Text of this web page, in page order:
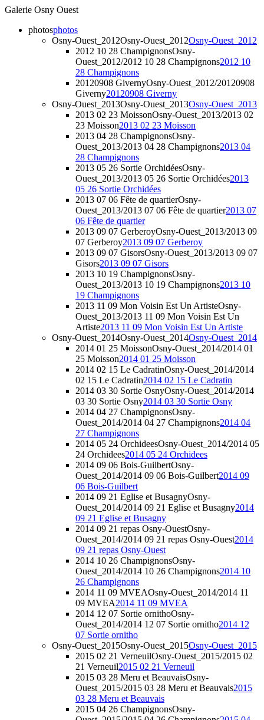
Galerie Osny Ouest
photosphotos
Osny-Ouest_2012Osny-Ouest_2012Osny-Ouest_2012
2012 10 28 ChampignonsOsny-
Ouest_2012/2012 10 28 Champignons2012 10
28 Champignons
20120908 GivernyOsny-Ouest_2012/20120908
Giverny20120908 Giverny
Osny-Ouest_2013Osny-Ouest_2013Osny-Ouest_2013
2013 02 23 MoissonOsny-Ouest_2013/2013 02
23 Moisson2013 02 23 Moisson
2013 04 28 ChampignonsOsny-
Ouest_2013/2013 04 28 Champignons2013 04
28 Champignons
2013 05 26 Sortie OrchidéesOsny-
Ouest_2013/2013 05 26 Sortie Orchidées2013
05 26 Sortie Orchidées
2013 07 06 Fête de quartierOsny-
Ouest_2013/2013 07 06 Fête de quartier2013 07
06 Fête de quartier
2013 09 07 GerberoyOsny-Ouest_2013/2013 09
07 Gerberoy2013 09 07 Gerberoy
2013 09 07 GisorsOsny-Ouest_2013/2013 09 07
Gisors2013 09 07 Gisors
2013 10 19 ChampignonsOsny-
Ouest_2013/2013 10 19 Champignons2013 10
19 Champignons
2013 11 09 Mon Voisin Est Un ArtisteOsny-
Ouest_2013/2013 11 09 Mon Voisin Est Un
Artiste2013 11 09 Mon Voisin Est Un Artiste
Osny-Ouest_2014Osny-Ouest_2014Osny-Ouest_2014
2014 01 25 MoissonOsny-Ouest_2014/2014 01
25 Moisson2014 01 25 Moisson
2014 02 15 Le CadratinOsny-Ouest_2014/2014
02 15 Le Cadratin2014 02 15 Le Cadratin
2014 03 30 Sortie OsnyOsny-Ouest_2014/2014
03 30 Sortie Osny2014 03 30 Sortie Osny
2014 04 27 ChampignonsOsny-
Ouest_2014/2014 04 27 Champignons2014 04
27 Champignons
2014 05 24 OrchideesOsny-Ouest_2014/2014 05
24 Orchidees2014 05 24 Orchidees
2014 09 06 Bois-GuilbertOsny-
Ouest_2014/2014 09 06 Bois-Guilbert2014 09
06 Bois-Guilbert
2014 09 21 Eglise et BusagnyOsny-
Ouest_2014/2014 09 21 Eglise et Busagny2014
09 21 Eglise et Busagny
2014 09 21 repas Osny-OuestOsny-
Ouest_2014/2014 09 21 repas Osny-Ouest2014
09 21 repas Osny-Ouest
2014 10 26 ChampignonsOsny-
Ouest_2014/2014 10 26 Champignons2014 10
26 Champignons
2014 11 09 MVEAOsny-Ouest_2014/2014 11
09 MVEA2014 11 09 MVEA
2014 12 07 Sortie ornithoOsny-
Ouest_2014/2014 12 07 Sortie ornitho2014 12
07 Sortie ornitho
Osny-Ouest_2015Osny-Ouest_2015Osny-Ouest_2015
2015 02 21 VerneuilOsny-Ouest_2015/2015 02
21 Verneuil2015 02 21 Verneuil
2015 03 28 Meru et BeauvaisOsny-
Ouest_2015/2015 03 28 Meru et Beauvais2015
03 28 Meru et Beauvais
2015 04 26 ChampignonsOsny-